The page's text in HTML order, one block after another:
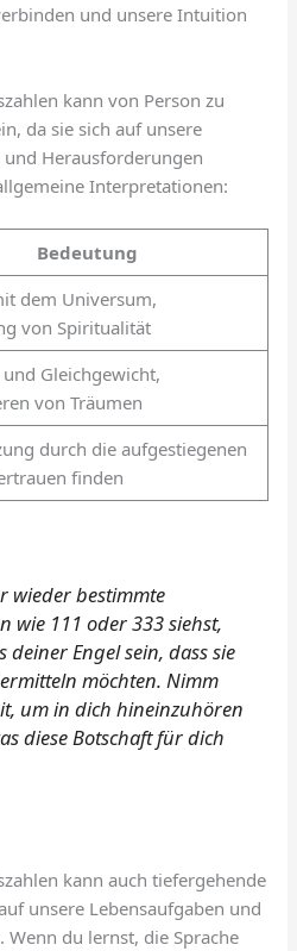
und unsere Intuition
kann von Person zu
da sie sich auf unsere
Herausforderungen
Interpretationen:
Bedeutung
dem Universum,
von Spiritualität
Gleichgewicht,
von Träumen
durch die aufgestiegenen
finden
wieder bestimmte
wie 111 oder 333 siehst,
deiner Engel sein, dass sie
möchten. Nimm
um in dich hineinzuhören
diese Botschaft für dich
kann auch tiefergehende
unsere Lebensaufgaben und
du lernst, die Sprache